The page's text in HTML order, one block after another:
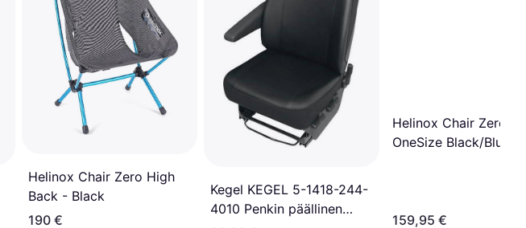
Helinox Chair Zero High
Back - Black
190 €
Kegel KEGEL 5-1418-244-
4010 Penkin päällinen
Helinox Chair Zero
OneSize Black/Blue
159,95 €